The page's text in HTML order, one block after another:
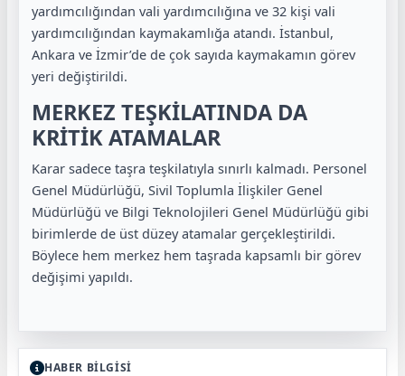
yardımcılığından vali yardımcılığına ve 32 kişi vali
yardımcılığından kaymakamlığa atandı. İstanbul,
Ankara ve İzmir’de de çok sayıda kaymakamın görev
yeri değiştirildi.
MERKEZ TEŞKİLATINDA DA
KRİTİK ATAMALAR
Karar sadece taşra teşkilatıyla sınırlı kalmadı. Personel
Genel Müdürlüğü, Sivil Toplumla İlişkiler Genel
Müdürlüğü ve Bilgi Teknolojileri Genel Müdürlüğü gibi
birimlerde de üst düzey atamalar gerçekleştirildi.
Böylece hem merkez hem taşrada kapsamlı bir görev
değişimi yapıldı.
HABER BİLGİSİ